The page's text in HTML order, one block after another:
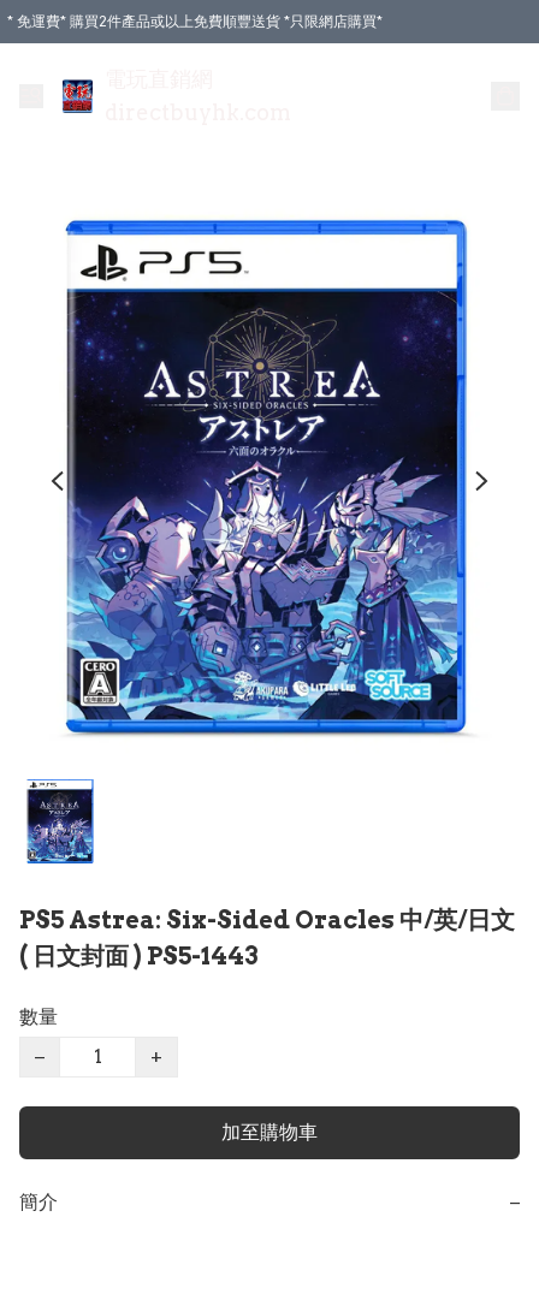
* 免運費* 購買2件產品或以上免費順豐送貨 *只限網店購買*
PS5 Astrea: Six-Sided Oracles 中/英/日文
( 日文封面 ) PS5-1443
數量
−
+
加至購物車
簡介 −